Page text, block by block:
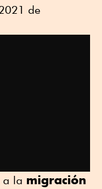
de
a la migración